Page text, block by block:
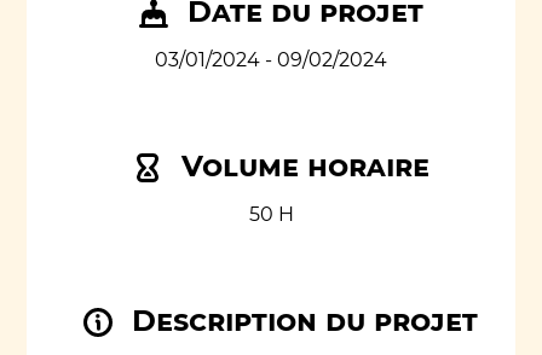
Date du projet
03/01/2024 - 09/02/2024
Volume horaire
50 H
Description du projet